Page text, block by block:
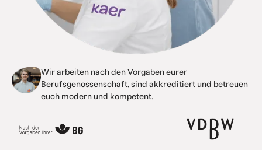
Wir arbeiten nach den Vorgaben eurer
Berufsgenossenschaft, sind akkreditiert und betreuen
euch modern und kompetent.